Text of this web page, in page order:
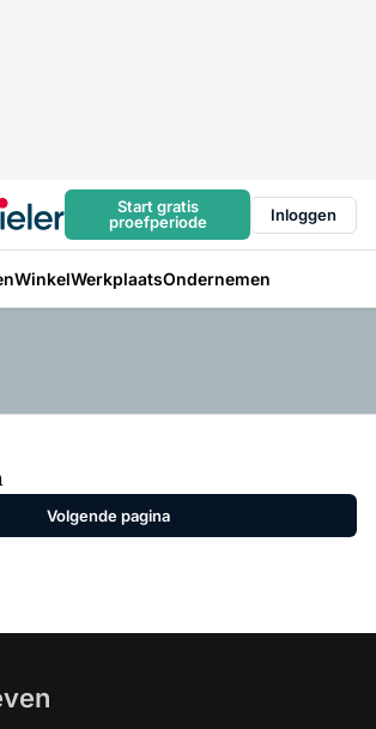
Start gratis
proefperiode
Inloggen
WinkelWerkplaatsOndernemen
Volgende pagina